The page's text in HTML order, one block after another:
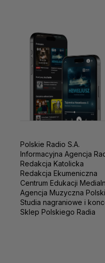
Polskie Radio S.A.
Informacyjna Agencja
Redakcja Katolicka
Redakcja Ekumeniczna
Centrum Edukacji
Agencja Muzyczna
Studia nagraniowe i
Sklep Polskiego Radia